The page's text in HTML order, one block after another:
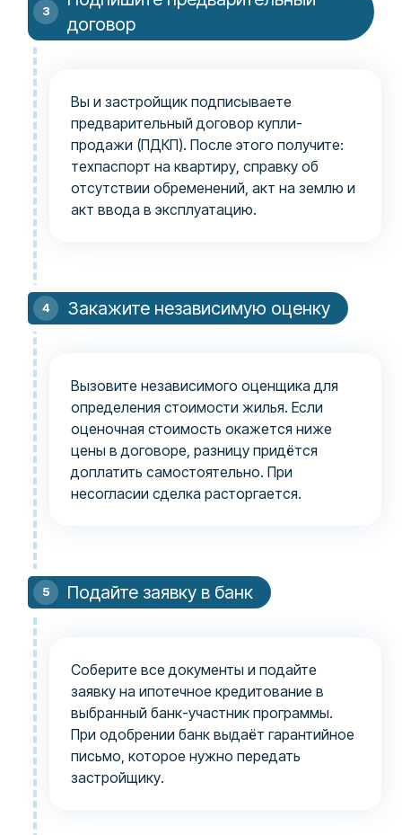
договор
Вы и застройщик подписываете
предварительный договор купли-
продажи (ПДКП). После этого получите:
техпаспорт на квартиру, справку об
отсутствии обременений, акт на землю и
акт ввода в эксплуатацию.
Закажите независимую оценку
Вызовите независимого оценщика для
определения стоимости жилья. Если
оценочная стоимость окажется ниже
цены в договоре, разницу придётся
доплатить самостоятельно. При
несогласии сделка расторгается.
Подайте заявку в банк
Соберите все документы и подайте
заявку на ипотечное кредитование в
выбранный банк-участник программы.
При одобрении банк выдаёт гарантийное
письмо, которое нужно передать
застройщику.